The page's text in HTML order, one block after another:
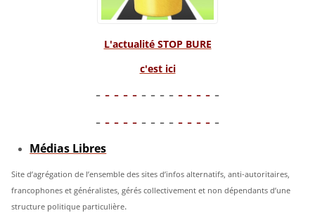
L'actualité STOP BURE
c'est ici
- - - - - - - - - - - - - -
- - - - - - - - - - - - - -
Médias Libres
Site d’agrégation de l’ensemble des sites d’infos alternatifs, anti-autoritaires,
francophones et généralistes, gérés collectivement et non dépendants d’une
structure politique particulière.